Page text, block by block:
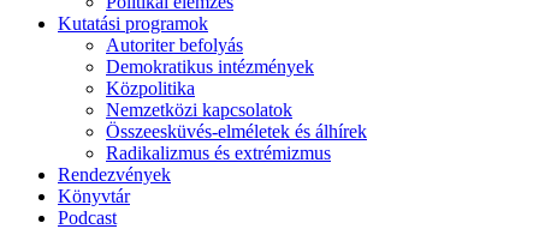
Kutatási programok
Autoriter befolyás
Demokratikus intézmények
Közpolitika
Nemzetközi kapcsolatok
Összeesküvés-elméletek és álhírek
Radikalizmus és extrémizmus
Rendezvények
Könyvtár
Podcast